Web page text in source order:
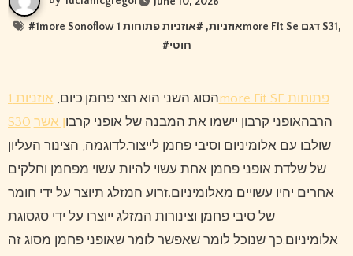
# 1more Sonoflow אוזניות, # אוזניות פתוחות 1more Fit Se דגם S31,
#חוטי
הסוג השני הוא חצי פחמן.כיום,
אוזניות 1more Fit SE פתוחות
S30
הרבהאופני קרבון יישמו את המבנה של אופני קרבון אשר
שולבו עם אלומיניום וסיבי פחמן לייצור.לדוגמה, הצינור העליון
של שלדת אופני פחמן אחת עשוי להיות עשוי מפחמן וחלקים
אחרים יהיו עשויים מאלומיניום.זרוע המזלג תיוצר על ידי חומר
של סיבי פחמן וצינורות המזלג ייוצרו על ידי סגסוגת
אלומיניום.כך שנוכל לומר שאפשר לומר שאופני פחמן מסוג זה